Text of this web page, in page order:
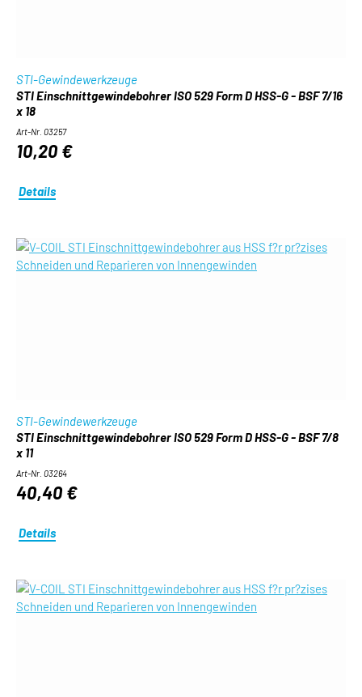
STI-Gewindewerkzeuge
STI Einschnittgewindebohrer ISO 529 Form D HSS-G - BSF 7/16
x 18
Art-Nr. 03257
10,20 €
Details
STI-Gewindewerkzeuge
STI Einschnittgewindebohrer ISO 529 Form D HSS-G - BSF 7/8
x 11
Art-Nr. 03264
40,40 €
Details